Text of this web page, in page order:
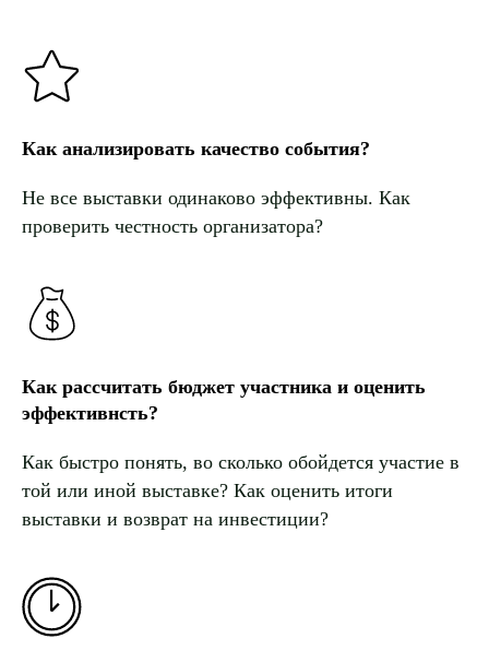
Как анализировать качество события?
Не все выставки одинаково эффективны. Как
проверить честность организатора?
Как рассчитать бюджет участника и оценить
эффективнсть?
Как быстро понять, во сколько обойдется участие в
той или иной выставке? Как оценить итоги
выставки и возврат на инвестиции?